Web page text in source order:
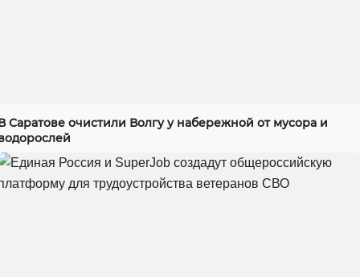
Саратове очистили Волгу у набережной от мусора и